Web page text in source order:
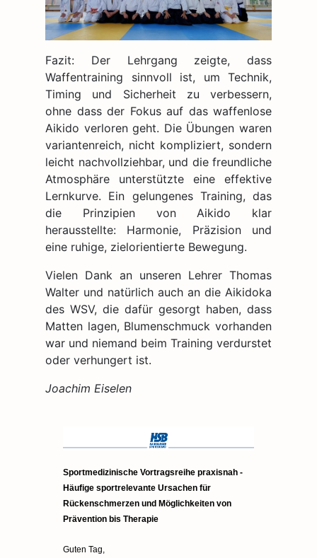
Fazit: Der Lehrgang zeigte, dass
Waffentraining sinnvoll ist, um Technik,
Timing und Sicherheit zu verbessern,
ohne dass der Fokus auf das waffenlose
Aikido verloren geht. Die Übungen waren
variantenreich, nicht kompliziert, sondern
leicht nachvollziehbar, und die freundliche
Atmosphäre unterstützte eine effektive
Lernkurve. Ein gelungenes Training, das
die Prinzipien von Aikido klar
herausstellte: Harmonie, Präzision und
eine ruhige, zielorientierte Bewegung.
Vielen Dank an unseren Lehrer Thomas
Walter und natürlich auch an die Aikidoka
des WSV, die dafür gesorgt haben, dass
Matten lagen, Blumenschmuck vorhanden
war und niemand beim Training verdurstet
oder verhungert ist.
Joachim Eiselen
Sportmedizinische Vortragsreihe praxisnah -
Häufige sportrelevante Ursachen für
Rückenschmerzen und Möglichkeiten von
Prävention bis Therapie
Guten Tag,